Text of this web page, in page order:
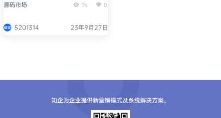
源码市场 7k 0
5201314 23年9月27日
知企为企业提供新营销模式及系统解决方案。